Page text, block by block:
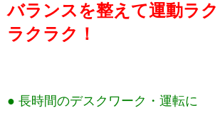
バランスを整えて運動ラ
ラクラク！
● 長時間のデスクワーク・運転に